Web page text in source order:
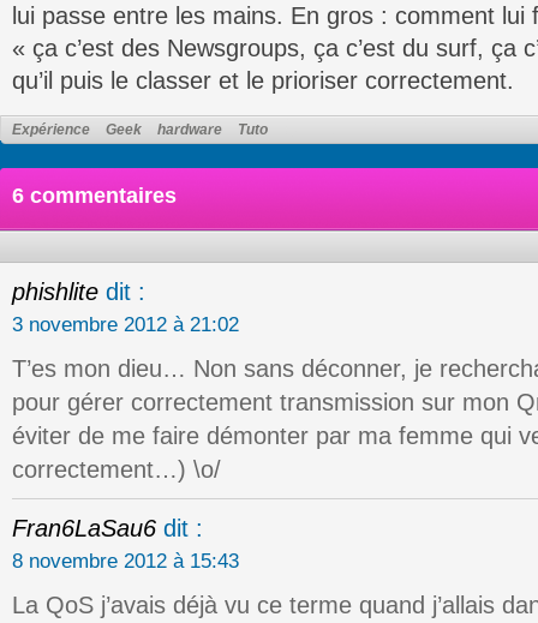
lui passe entre les mains. En gros : comment lui
« ça c’est des Newsgroups, ça c’est du surf, ça
qu’il puis le classer et le prioriser correctement.
Expérience Geek hardware Tuto
6 commentaires
phishlite dit :
3 novembre 2012 à 21:02
T’es mon dieu… Non sans déconner, je
pour gérer correctement transmission sur mon
éviter de me faire démonter par ma femme qui
correctement…) \o/
Fran6LaSau6 dit :
8 novembre 2012 à 15:43
La QoS j’avais déjà vu ce terme quand j’allais